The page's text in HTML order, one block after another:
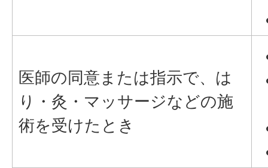
医師の同意または指示で、は
り・灸・マッサージなどの施
術を受けたとき